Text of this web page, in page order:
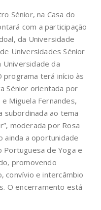
Sénior, na Casa do
com a participação
da Universidade
Universidades Sénior
Universidade da
programa terá início às
Sénior orientada por
Miguela Fernandes,
subordinada ao tema
moderada por Rosa
ainda a oportunidade
Portuguesa de Yoga e
promovendo
convívio e intercâmbio
O encerramento está